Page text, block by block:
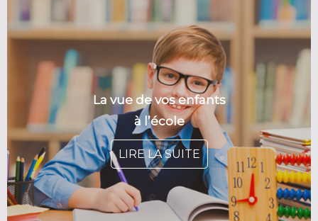
La vue de vos enfants
à l’école
LIRE LA SUITE